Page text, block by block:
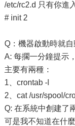
/etc/rc2.d 只有你進
# init 2
Q：機器啟動時就
A: 每擱一分鐘提示
主要有兩種：
1、crontab -l
2、cat /usr/spool/
Q: 在系統中創建了
可是我不知道在什